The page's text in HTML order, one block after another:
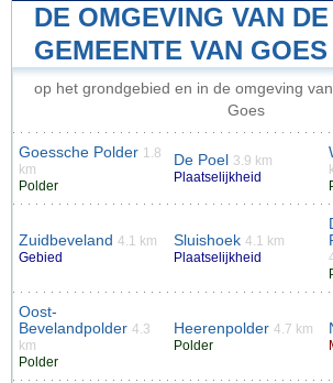
DE OMGEVING VAN DE
GEMEENTE VAN GOES
op het grondgebied en in de omgeving
Goes
Goessche Polder 1.8
km
Polder
De Poel
3.9 km
Plaatselijkheid
Zuidbeveland 4.1 km
Gebied
Sluishoek 4.1 km
Plaatselijkheid
Oost-
Bevelandpolder 4.3
km
Polder
Heerenpolder 4.7 km
Polder